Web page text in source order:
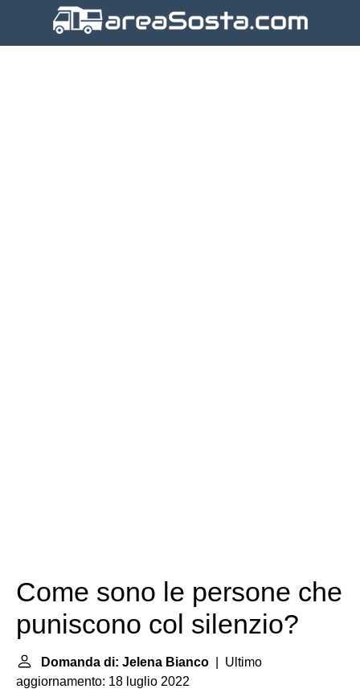
Come sono le persone che
puniscono col silenzio?
Domanda di: Jelena Bianco | Ultimo
aggiornamento: 18 luglio 2022